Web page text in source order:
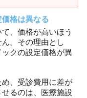
格は異なる
、価格が高いほう
。その理由とし
クの設定価格が異
、受診費用に差が
るのは、医療施設